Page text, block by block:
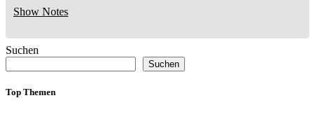
Show Notes
Suchen
Suchen
Top Themen